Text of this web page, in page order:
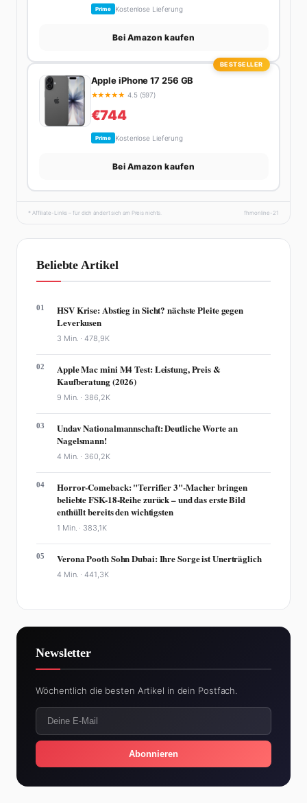
Prime Kostenlose Lieferung
Bei Amazon kaufen
BESTSELLER
Apple iPhone 17 256 GB
★★★★★ 4.5 (597)
€744
Prime Kostenlose Lieferung
Bei Amazon kaufen
* Affiliate-Links – für dich ändert sich am Preis nichts. fhmonline-21
Beliebte Artikel
01
HSV Krise: Abstieg in Sicht? nächste Pleite gegen
Leverkusen
3 Min. ·478,9K
02
Apple Mac mini M4 Test: Leistung, Preis &
Kaufberatung (2026)
9 Min. · 386,2K
03
Undav Nationalmannschaft: Deutliche Worte an
Nagelsmann!
4 Min. · 360,2K
04
Horror-Comeback: "Terrifier 3"-Macher bringen
beliebte FSK-18-Reihe zurück – und das erste Bild
enthüllt bereits den wichtigsten
1 Min. · 383,1K
05 Verona Pooth Sohn Dubai: Ihre Sorge ist Unerträglich
4 Min. ·441,3K
Newsletter
Wöchentlich die besten Artikel in dein Postfach.
Abonnieren